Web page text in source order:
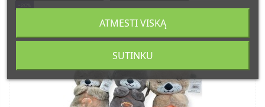
ATMESTI VISKĄ
SUTINKU